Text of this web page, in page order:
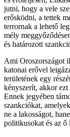
jutni, hogy a vele
erősködni, a tettek
terrornak a lehető
mély
és határozott
Ami Oroszországot
katonai erővel
területének egy
kényszerít, akkor
Ennek jegyében
szankciókat,
ne a lakosságot,
politikusokat és az ő